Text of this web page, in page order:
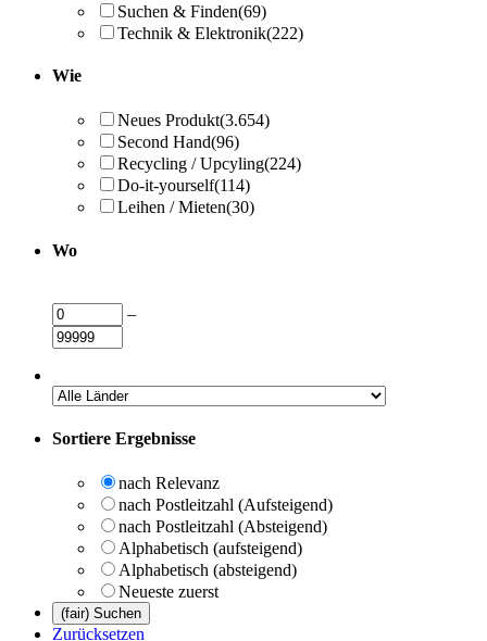
Suchen & Finden(69)
Technik & Elektronik(222)
Wie
Neues Produkt(3.654)
Second Hand(96)
Recycling / Upcyling(224)
Do-it-yourself(114)
Leihen / Mieten(30)
Wo
–
Sortiere Ergebnisse
nach Relevanz
nach Postleitzahl (Aufsteigend)
nach Postleitzahl (Absteigend)
Alphabetisch (aufsteigend)
Alphabetisch (absteigend)
Neueste zuerst
Zurücksetzen